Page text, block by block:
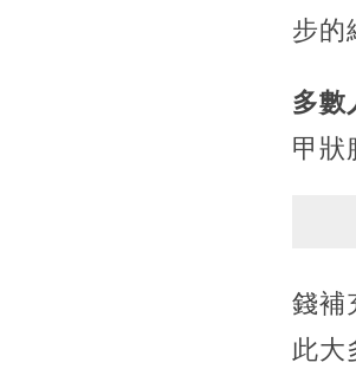
步的
多數
甲狀
錢補
此大